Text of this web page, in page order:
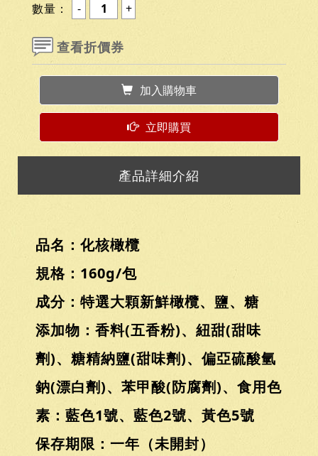
數量：
查看折價券
加入購物車
立即購買
產品詳細介紹
品名：化核橄欖
規格：160g/包
成分：特選大顆新鮮橄欖、鹽、糖
添加物：香料(五香粉)、紐甜(甜味
劑)、糖精納鹽(甜味劑)、偏亞硫酸氫
鈉(漂白劑)、苯甲酸(防腐劑)、食用色
素：藍色1號、藍色2號、黃色5號
保存期限：一年（未開封）